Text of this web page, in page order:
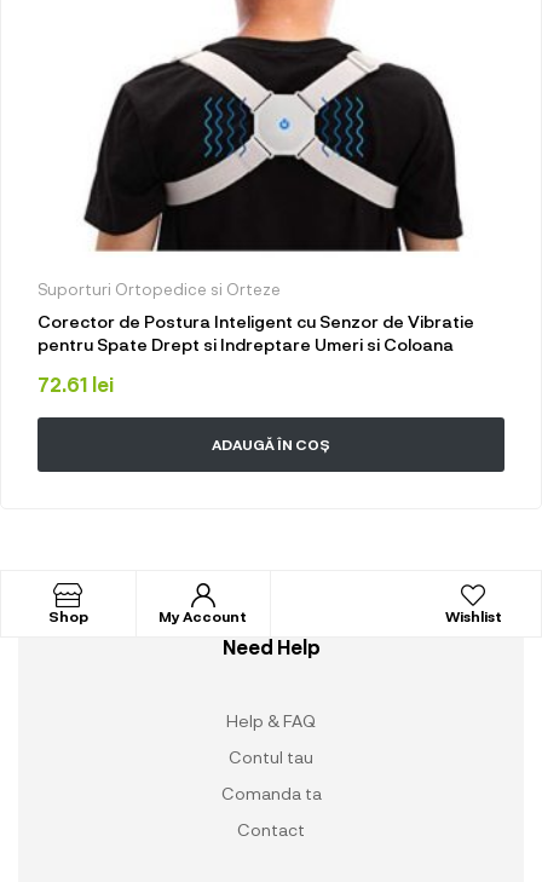
Suporturi Ortopedice si Orteze
Corector de Postura Inteligent cu Senzor de Vibratie
pentru Spate Drept si Indreptare Umeri si Coloana
72.61 lei
ADAUGĂ ÎN COȘ
Shop My Account Wishlist
Need Help
Help & FAQ
Contul tau
Comanda ta
Contact